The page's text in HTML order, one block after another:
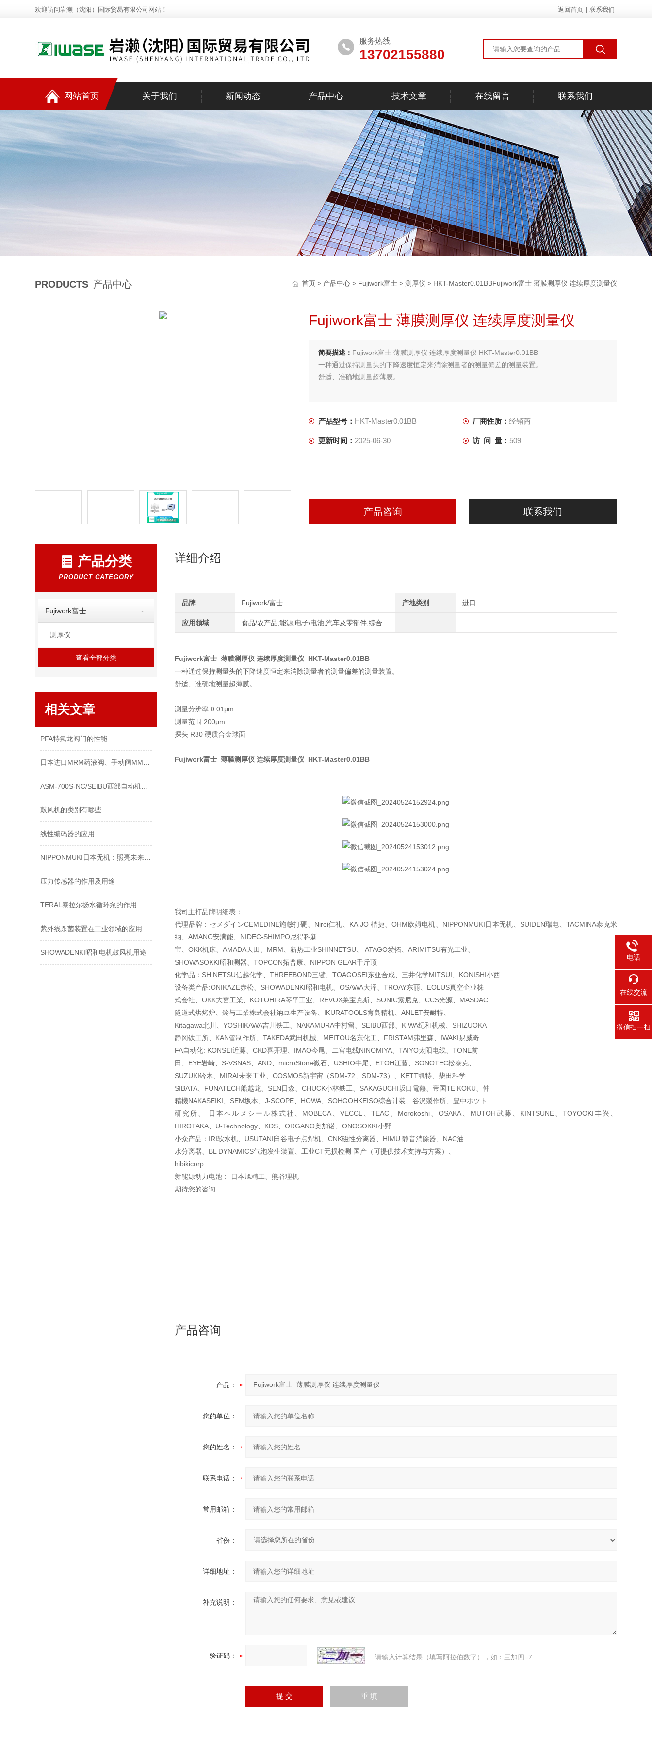
欢迎访问岩濑（沈阳）国际贸易有限公司网站！ 返回首页 联系我们
服务热线
13702155880
网站首页 关于我们 新闻动态 产品中心 技术文章 在线留言 联系我们
PRODUCTS 产品中心 首页 > 产品中心 > Fujiwork富士 > 测厚仪 > HKT-Master0.01BBFujiwork富士 薄膜测厚仪 连续厚度测量仪
Fujiwork富士 薄膜测厚仪 连续厚度测量仪
简要描述： Fujiwork富士 薄膜测厚仪 连续厚度测量仪 HKT-Master0.01BB
一种通过保持测量头的下降速度恒定来消除测量者的测量偏差的测量装置。
舒适、准确地测量超薄膜。
探头 R30 硬质合金球面
产品型号： HKT-Master0.01BB 厂商性质： 经销商
更新时间： 2025-06-30 访 问 量： 509
产品咨询 联系我们
产品分类
PRODUCT CATEGORY
Fujiwork富士
测厚仪
查看全部分类
相关文章
PFA特氟龙阀门的性能
鼓风机的类别有哪些
线性编码器的应用
压力传感器的作用及用途
TERAL泰拉尔扬水循环泵的作用
紫外线杀菌装置在工业领域的应用
SHOWADENKI昭和电机鼓风机用途
详细介绍
品牌 Fujiwork/富士 产地类别 进口
应用领域 食品/农产品,能源,电子/电池,汽车及零部件,综合
Fujiwork富士 薄膜测厚仪 连续厚度测量仪 HKT-Master0.01BB
一种通过保持测量头的下降速度恒定来消除测量者的测量偏差的测量装置。
舒适、准确地测量超薄膜。
测量分辨率 0.01μm
测量范围 200μm
探头 R30 硬质合金球面
Fujiwork富士 薄膜测厚仪 连续厚度测量仪 HKT-Master0.01BB
我司主打品牌明细表：
代理品牌：セメダインCEMEDINE施敏打硬、Nirei仁礼、KAIJO 楷捷、OHM欧姆电机、 NIPPONMUKI日本无机、SUIDEN瑞电、TACMINA泰克米
纳、AMANO安满能、NIDEC-SHIMPO尼得科新
宝、OKK机床、AMADA天田、MRM、新热工业SHINNETSU、 ATAGO爱拓、ARIMITSU有光工业、
SHOWASOKKI昭和测器、TOPCON拓普康、NIPPON GEAR千斤顶
化学品：SHINETSU信越化学、THREEBOND三键、TOAGOSEI东亚合成、三井化学MITSUI、KONISHI小西
设备类产品:ONIKAZE赤松、SHOWADENKI昭和电机、OSAWA大泽、TROAY东丽、EOLUS真空企业株
式会社、OKK大宮工業、KOTOHIRA琴平工业、REVOX莱宝克斯、SONIC索尼克、CCS光源、MASDAC
隧道式烘烤炉、鈴与工業株式会社纳豆生产设备、IKURATOOLS育良精机、ANLET安耐特、
Kitagawa北川、YOSHIKAWA吉川铁工、NAKAMURA中村留、SEIBU西部、KIWA纪和机械、SHIZUOKA
静冈铁工所、KAN管制作所、TAKEDA武田机械、MEITOU名东化工、FRISTAM弗里森、IWAKI易威奇
FA自动化: KONSEI近藤、CKD喜开理、IMAO今尾、二宫电线NINOMIYA、TAIYO太阳电线、TONE前
田、EYE岩崎、S-VSNAS、AND、microStone微石、USHIO牛尾、ETOH江藤、SONOTEC松泰克、
SUZUKI铃木、MIRAI未来工业、COSMOS新宇宙（SDM-72、SDM-73）、KETT凯特、柴田科学
SIBATA、FUNATECH船越龙、SEN日森、CHUCK小林鉄工、SAKAGUCHI坂口電熱、帝国TEIKOKU、仲
精機NAKASEIKI、SEM坂本、J-SCOPE、HOWA、SOHGOHKEISO综合计装、谷沢製作所、豊中ホツト
研究所、 日本へルメシール株式社、MOBECA、VECCL、TEAC、Morokoshi、OSAKA、MUTOH武藤
、KINTSUNE、TOYOOKI丰兴、
HIROTAKA、U-Technology、KDS、ORGANO奥加诺、ONOSOKKI小野
小众产品：IRI软水机、USUTANI臼谷电子点焊机、CNK磁性分离器、HIMU 静音消除器、NAC油
水分离器、BL DYNAMICS气泡发生装置、工业CT无损检测 国产（可提供技术支持与方案）、
hibikicorp
新能源动力电池： 日本旭精工、熊谷理机
期待您的咨询
产品咨询
产品：
您的单位：
您的姓名：
联系电话：
常用邮箱：
省份：
详细地址：
补充说明：
验证码： 请输入计算结果（填写阿拉伯数字），如：三加四=7
电话
在线交流
微信扫一扫